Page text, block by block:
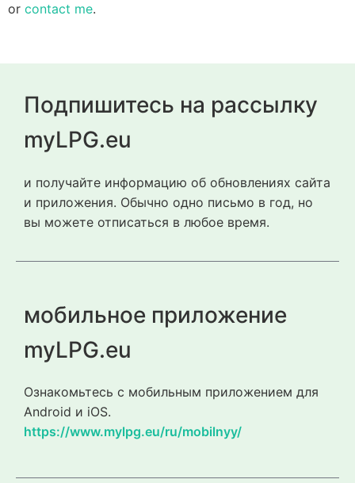
or contact me.
Подпишитесь на рассылку
myLPG.eu
и получайте информацию об обновлениях сайта
и приложения. Обычно одно письмо в год, но
вы можете отписаться в любое время.
мобильное приложение
myLPG.eu
Ознакомьтесь с мобильным приложением для
Android и iOS.
https://www.mylpg.eu/ru/mobilnyy/